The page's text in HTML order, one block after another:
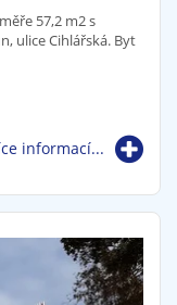
57,2 m2 s
ulice Cihlářská. Byt
informací...